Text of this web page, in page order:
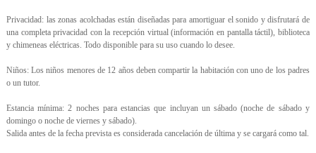
Privacidad: las zonas acolchadas están diseñadas para amortiguar el sonido y disfrutará de
una completa privacidad con la recepción virtual (información en pantalla táctil), biblioteca
y chimeneas eléctricas. Todo disponible para su uso cuando lo desee.
Niños: Los niños menores de 12 años deben compartir la habitación con uno de los padres
o un tutor.
Estancia mínima: 2 noches para estancias que incluyan un sábado (noche de sábado y
domingo o noche de viernes y sábado).
Salida antes de la fecha prevista es considerada cancelación de última y se cargará como tal.